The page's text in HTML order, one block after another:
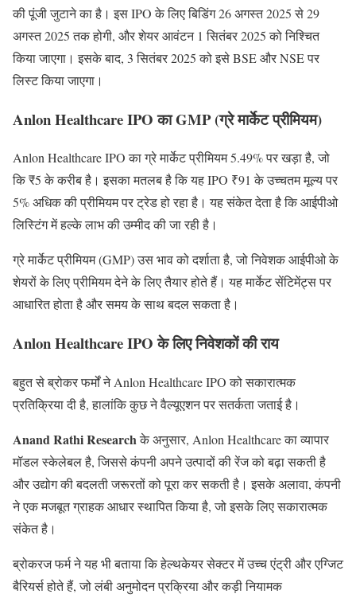
की पूंजी जुटाने का है। इस IPO के लिए बिडिंग 26 अगस्त 2025 से 29
अगस्त 2025 तक होगी, और शेयर आवंटन 1 सितंबर 2025 को निश्चित
किया जाएगा। इसके बाद, 3 सितंबर 2025 को इसे BSE और NSE पर
लिस्ट किया जाएगा।
Anlon Healthcare IPO का GMP (ग्रे मार्केट प्रीमियम)
Anlon Healthcare IPO का ग्रे मार्केट प्रीमियम 5.49% पर खड़ा है, जो
कि ₹5 के करीब है। इसका मतलब है कि यह IPO ₹91 के उच्चतम मूल्य पर
5% अधिक की प्रीमियम पर ट्रेड हो रहा है। यह संकेत देता है कि आईपीओ
लिस्टिंग में हल्के लाभ की उम्मीद की जा रही है।
ग्रे मार्केट प्रीमियम (GMP) उस भाव को दर्शाता है, जो निवेशक आईपीओ के
शेयरों के लिए प्रीमियम देने के लिए तैयार होते हैं। यह मार्केट सेंटिमेंट्स पर
आधारित होता है और समय के साथ बदल सकता है।
Anlon Healthcare IPO के लिए निवेशकों की राय
बहुत से ब्रोकर फर्मों ने Anlon Healthcare IPO को सकारात्मक
प्रतिक्रिया दी है, हालांकि कुछ ने वैल्यूएशन पर सतर्कता जताई है।
Anand Rathi Researchके अनुसार, Anlon Healthcare का व्यापार
मॉडल स्केलेबल है, जिससे कंपनी अपने उत्पादों की रेंज को बढ़ा सकती है
और उद्योग की बदलती जरूरतों को पूरा कर सकती है। इसके अलावा, कंपनी
ने एक मजबूत ग्राहक आधार स्थापित किया है, जो इसके लिए सकारात्मक
संकेत है।
ब्रोकरज फर्म ने यह भी बताया कि हेल्थकेयर सेक्टर में उच्च एंट्री और एग्जिट
बैरियर्स होते हैं, जो लंबी अनुमोदन प्रक्रिया और कड़ी नियामक